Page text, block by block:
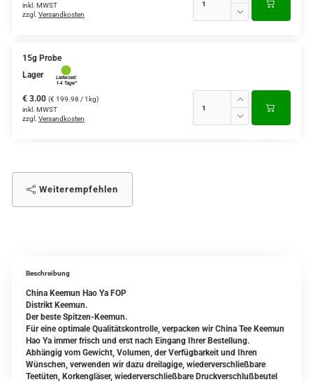
inkl. MWST
zzgl. Versandkosten
15g Probe
Lager
€ 3.00 (€ 199.98 / 1kg)
inkl. MWST
zzgl. Versandkosten
Weiterempfehlen
Beschreibung
China Keemun Hao Ya FOP
Distrikt Keemun.
Der beste Spitzen-Keemun.
Für eine optimale Qualitätskontrolle, verpacken wir China Tee Keemun
Hao Ya immer frisch und erst nach Eingang Ihrer Bestellung.
Abhängig vom Gewicht, Volumen, der Verfügbarkeit und Ihren
Wünschen, verwenden wir dazu dreilagige, wiederverschließbare
Teetüten, Korkengläser, wiederverschließbare Druckverschlußbeutel